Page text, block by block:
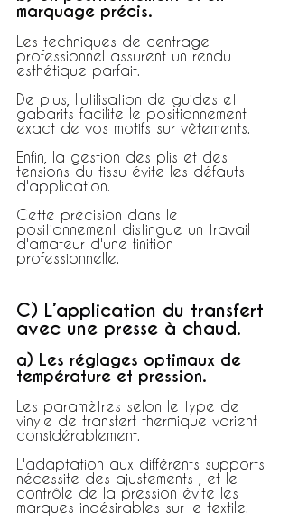
marquage précis.
Les techniques de centrage
professionnel assurent un rendu
esthétique parfait.
De plus, l'utilisation de guides et
gabarits facilite le positionnement
exact de vos motifs sur vêtements.
Enfin, la gestion des plis et des
tensions du tissu évite les défauts
d'application.
Cette précision dans le
positionnement distingue un travail
d'amateur d'une finition
professionnelle.
C) L’application du transfert
avec une presse à chaud.
a) Les réglages optimaux de
température et pression.
Les paramètres selon le type de
vinyle de transfert thermique varient
considérablement.
L'adaptation aux différents supports
nécessite des ajustements , et le
contrôle de la pression évite les
marques indésirables sur le textile.